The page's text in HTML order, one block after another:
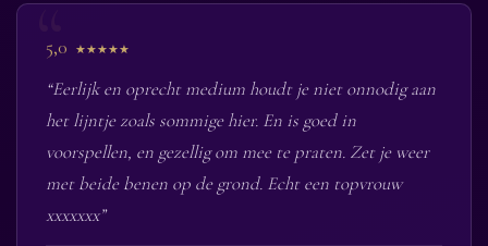
5,0 ★★★★★
“Eerlijk en oprecht medium houdt je niet onnodig aan
het lijntje zoals sommige hier. En is goed in
voorspellen, en gezellig om mee te praten. Zet je weer
met beide benen op de grond. Echt een topvrouw
xxxxxxx”